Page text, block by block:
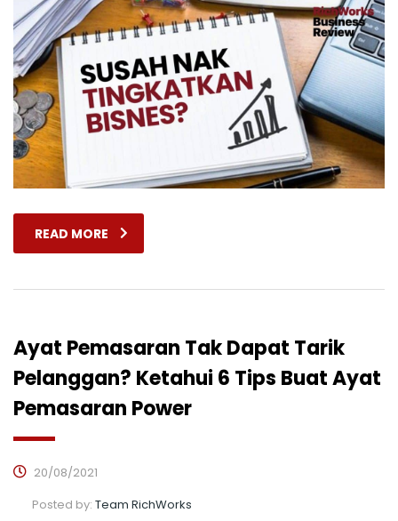
READ MORE
Ayat Pemasaran Tak Dapat Tarik
Pelanggan? Ketahui 6 Tips Buat Ayat
Pemasaran Power
20/08/2021
Posted by: Team RichWorks